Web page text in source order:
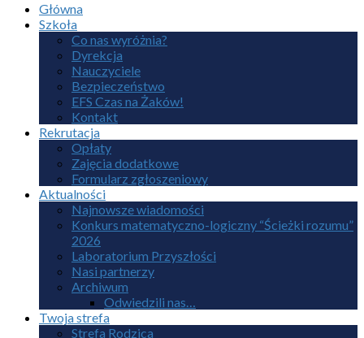
Główna
Szkoła
Co nas wyróżnia?
Dyrekcja
Nauczyciele
Bezpieczeństwo
EFS Czas na Żaków!
Kontakt
Rekrutacja
Opłaty
Zajęcia dodatkowe
Formularz zgłoszeniowy
Aktualności
Najnowsze wiadomości
Konkurs matematyczno-logiczny “Ścieżki rozumu”
2026
Laboratorium Przyszłości
Nasi partnerzy
Archiwum
Odwiedzili nas…
Twoja strefa
Strefa Rodzica